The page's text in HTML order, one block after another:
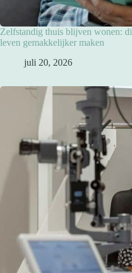
Zelfstandig thuis blijven wonen:
leven gemakkelijker maken
juli 20, 2026